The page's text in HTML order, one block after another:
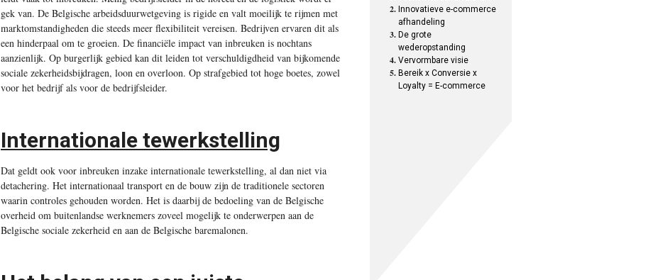
gek van. De Belgische arbeidsduurwetgeving is rigide en valt moeilijk te rijmen met
marktomstandigheden die steeds meer flexibiliteit vereisen. Bedrijven ervaren dit als
een hinderpaal om te groeien. De financiële impact van inbreuken is nochtans
aanzienlijk. Op burgerlijk gebied kan dit leiden tot verschuldigdheid van bijkomende
sociale zekerheidsbijdragen, loon en overloon. Op strafgebied tot hoge boetes, zowel
voor het bedrijf als voor de bedrijfsleider.
Internationale tewerkstelling
Dat geldt ook voor inbreuken inzake internationale tewerkstelling, al dan niet via
detachering. Het internationaal transport en de bouw zijn de traditionele sectoren
waarin controles gehouden worden. Het is daarbij de bedoeling van de Belgische
overheid om buitenlandse werknemers zoveel mogelijk te onderwerpen aan de
Belgische sociale zekerheid en aan de Belgische baremalonen.
Innovatieve e-commerce
afhandeling
De grote
wederopstanding
Vervormbare visie
Bereik x Conversie x
Loyalty = E-commerce